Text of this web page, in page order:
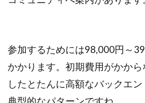
参加するためには98,000円～
かかります。初期費用がかか
したとたんに高額なバックエ